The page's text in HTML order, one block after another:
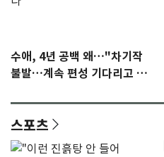
수애, 4년 공백 왜…"차기작
불발…계속 편성 기다리고 있
스포츠